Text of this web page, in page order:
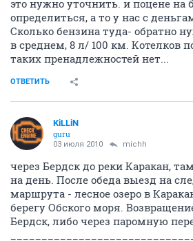
это нужно уточнить. и поцене на
определиться, а то у нас с
Сколько бензина туда- обратно
в среднем, 8 л/ 100 км. Котелков
таких пренадлежностей нет...
ОТВЕТИТЬ
KiLLiN
guru
03 июля 2010 michh
через Бердск до реки Каракан,
на день. После обеда выезд на
маршрута - лесное озеро в
берегу Обского моря.
Бердск, либо через паромную